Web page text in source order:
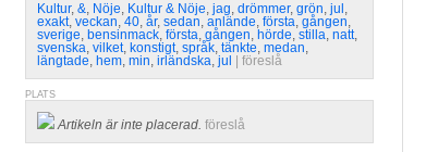
Kultur, &, Nöje, Kultur & Nöje, jag, drömmer, grön, jul ,
exakt, veckan, 40, år, sedan, anlände, första, gången,
sverige, bensinmack, första, gången, hörde, stilla, natt,
svenska, vilket, konstigt, språk, tänkte, medan,
längtade, hem, min, irländska, jul föreslå
PLATS
Artikeln är inte placerad. föreslå